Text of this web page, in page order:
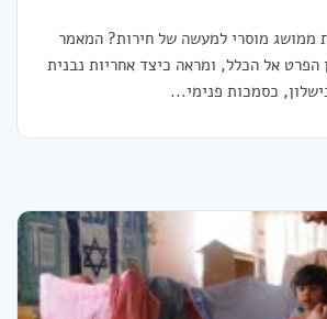
ממושג מוסרי למעשה של חירות? המאמר
הפרט אל הכלל, ומראה כיצד אחריות נבנית
כסמכות פנימי...